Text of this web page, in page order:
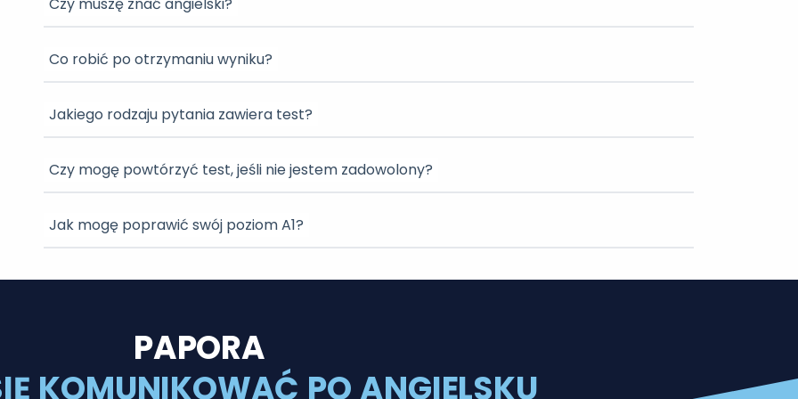
Co robić po otrzymaniu wyniku?
Jakiego rodzaju pytania zawiera test?
Czy mogę powtórzyć test, jeśli nie jestem zadowolony?
Jak mogę poprawić swój poziom A1?
PAPORA
KOMUNIKOWAĆ PO ANGIELSKU